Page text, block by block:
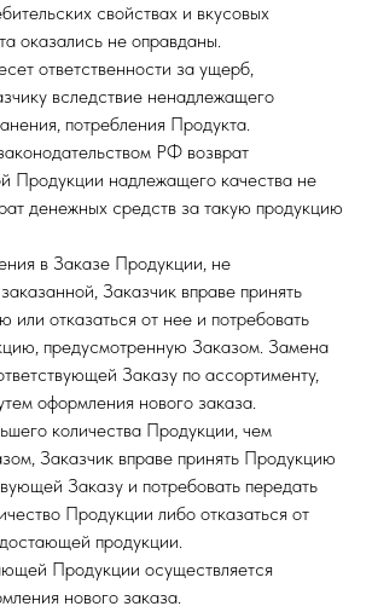
свойствах и вкусовых
оказались не оправданы.
ответственности за ущерб,
вследствие ненадлежащего
потребления Продукта.
РФ возврат
Продукции надлежащего качества не
денежных средств за такую продукцию
в Заказе Продукции, не
Заказчик вправе принять
отказаться от нее и потребовать
предусмотренную Заказом. Замена
Заказу по ассортименту,
оформления нового заказа.
количества Продукции, чем
Заказчик вправе принять Продукцию
Заказу и потребовать передать
Продукции либо отказаться от
продукции.
Продукции осуществляется
нового заказа.